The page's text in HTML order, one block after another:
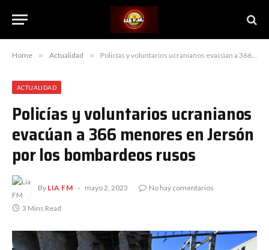
Home » Actualidad » Policías y voluntarios ucranianos evacúan a 366 menores en Jersón por los bombardeos rusos
ACTUALIDAD
Policías y voluntarios ucranianos
evacúan a 366 menores en Jersón
por los bombardeos rusos
By LIA FM mayo 2, 2023 No hay comentarios
3 Mins Read